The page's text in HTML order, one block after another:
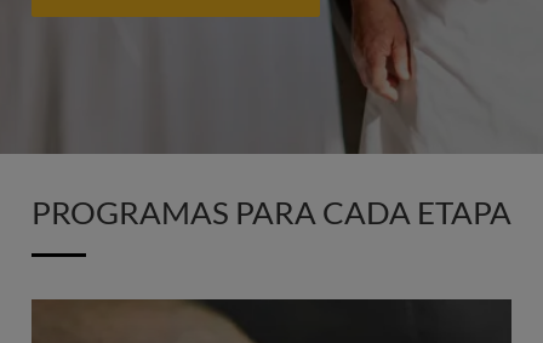
PROGRAMAS PARA CADA ETAPA